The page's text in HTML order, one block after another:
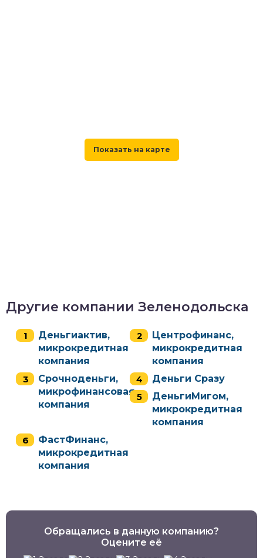
Другие компании Зеленодольска
Деньгиактив,
микрокредитная
компания
Центрофинанс,
микрокредитная
компания
Срочноденьги,
микрофинансовая
компания
Деньги Сразу
ДеньгиМигом,
микрокредитная
компания
ФастФинанс,
микрокредитная
компания
Обращались в данную компанию?
Оцените её